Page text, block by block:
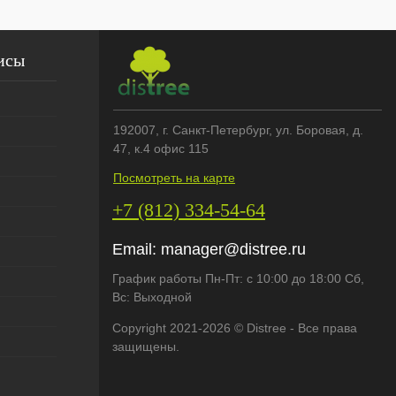
192007 , г. Санкт-Петербург, ул. Боровая, д.
47, к.4 офис 115
Посмотреть на карте
+7 (812) 334-54-64
Email: manager@distree.ru
График работы Пн-Пт: с 10:00 до 18:00 Сб,
Вс: Выходной
Copyright 2021-2026 © Distree - Все права
защищены.